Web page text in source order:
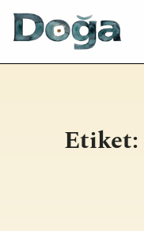
Etiket: